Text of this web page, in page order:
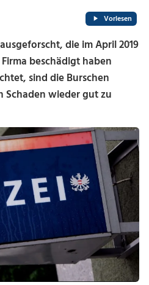
Vorlesen
die im April 2019
beschädigt haben
sind die Burschen
wieder gut zu